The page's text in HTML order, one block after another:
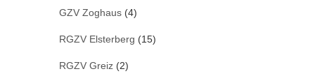
GZV Zoghaus (4)
RGZV Elsterberg (15)
RGZV Greiz (2)